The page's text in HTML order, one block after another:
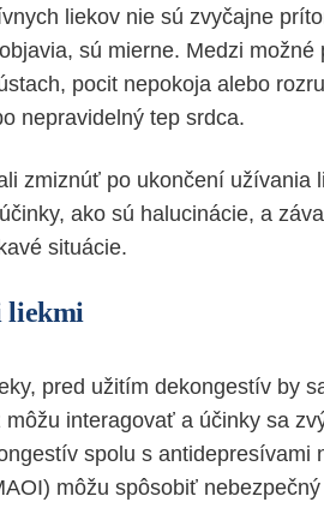
liekov nie sú zvyčajne
sú mierne. Medzi
pocit nepokoja alebo
nepravidelný tep srdca.
zmiznúť po ukončení užívania
ako sú halucinácie, a
situácie.
liekmi
pred užitím dekongestív by
môžu interagovať a účinky sa
spolu s antidepresívami
môžu spôsobiť